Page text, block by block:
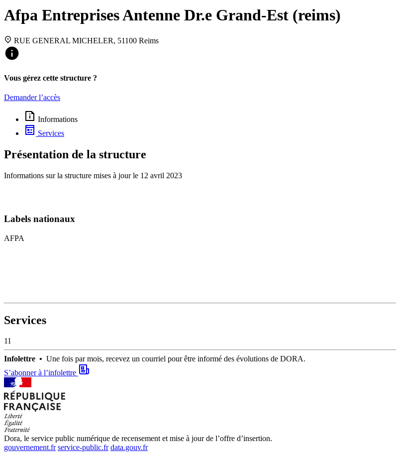
Afpa Entreprises Antenne Dr.e Grand-Est (reims)
RUE GENERAL MICHELER, 51100 Reims
Vous gérez cette structure ?
Demander l’accès
Informations
Services
Présentation de la structure
Informations sur la structure mises à jour le 12 avril 2023
Labels nationaux
AFPA
Services
11
Infolettre • Une fois par mois, recevez un courriel pour être informé des évolutions de DORA.
S’abonner à l’infolettre
Dora, le service public numérique de recensement et mise à jour de l’offre d’insertion.
gouvernement.fr service-public.fr data.gouv.fr